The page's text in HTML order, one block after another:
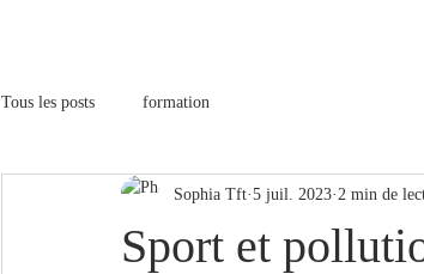
Tous les posts formation
Sport et
Sophia Tft 5 juil. 2023 2 min de